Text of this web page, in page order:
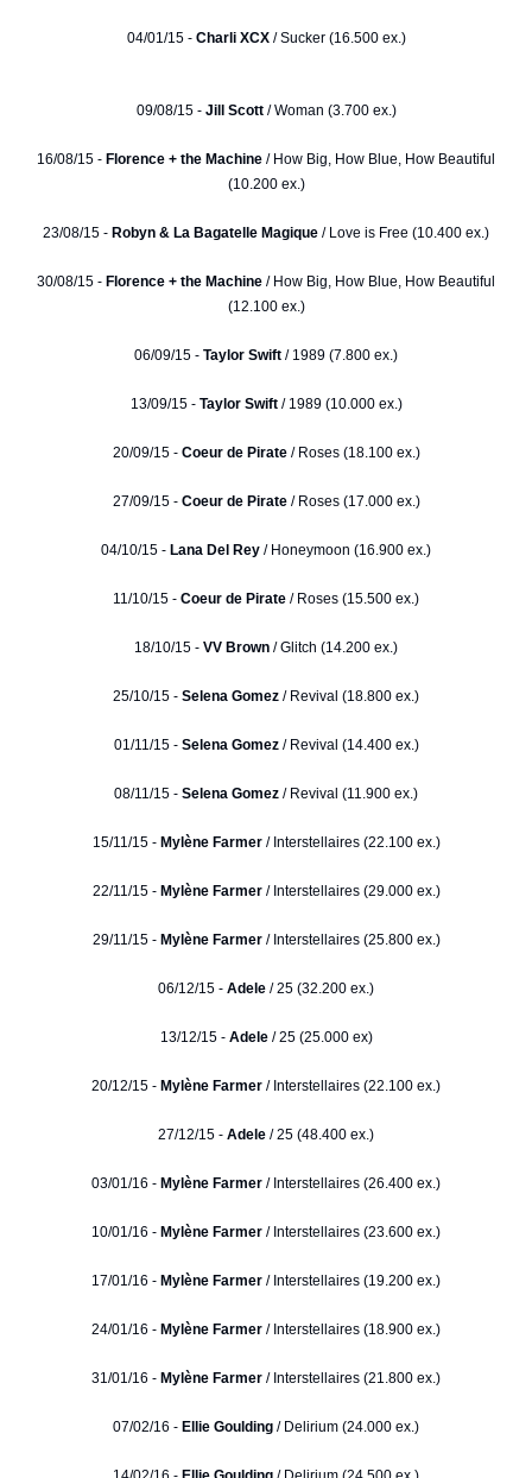
04/01/15 - Charli XCX/ Sucker (16.500 ex.)
09/08/15 - Jill Scott / Woman (3.700 ex.)
16/08/15 - Florence + the Machine / How Big, How Blue, How Beautiful
(10.200 ex.)
23/08/15 - Robyn & La Bagatelle Magique / Love is Free (10.400 ex.)
30/08/15 - Florence + the Machine / How Big, How Blue, How Beautiful
(12.100 ex.)
06/09/15 - Taylor Swift / 1989 (7.800 ex.)
13/09/15 - Taylor Swift / 1989 (10.000 ex.)
20/09/15 - Coeur de Pirate/ Roses (18.100 ex.)
27/09/15 - Coeur de Pirate/ Roses (17.000 ex.)
04/10/15 - Lana Del Rey / Honeymoon (16.900 ex.)
11/10/15 - Coeur de Pirate / Roses (15.500 ex.)
18/10/15 - VV Brown / Glitch (14.200 ex.)
25/10/15 - Selena Gomez / Revival (18.800 ex.)
01/11/15 - Selena Gomez/ Revival (14.400 ex.)
08/11/15 - Selena Gomez / Revival (11.900 ex.)
15/11/15 - Mylène Farmer/ Interstellaires (22.100 ex.)
22/11/15 - Mylène Farmer/ Interstellaires (29.000 ex.)
29/11/15 - Mylène Farmer/ Interstellaires (25.800 ex.)
06/12/15 - Adele / 25 (32.200 ex.)
13/12/15 - Adele / 25 (25.000 ex)
20/12/15 - Mylène Farmer / Interstellaires (22.100 ex.)
27/12/15 - Adele / 25 (48.400 ex.)
03/01/16 - Mylène Farmer / Interstellaires (26.400 ex.)
10/01/16 - Mylène Farmer / Interstellaires (23.600 ex.)
17/01/16 - Mylène Farmer / Interstellaires (19.200 ex.)
24/01/16 - Mylène Farmer / Interstellaires (18.900 ex.)
31/01/16 - Mylène Farmer / Interstellaires (21.800 ex.)
07/02/16 - Ellie Goulding / Delirium (24.000 ex.)